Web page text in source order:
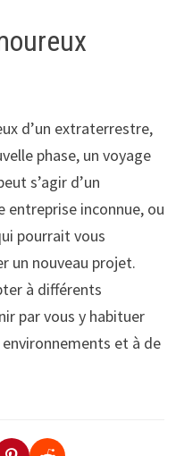
d’un extraterrestre,
phase, un voyage
s’agir d’un
entreprise inconnue, ou
pourrait vous
un nouveau projet.
à différents
par vous y habituer
et à de